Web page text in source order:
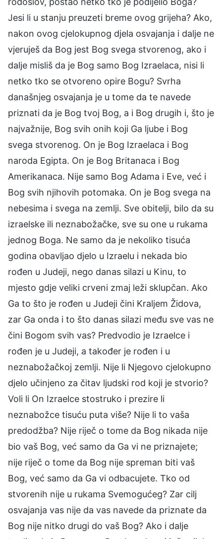
Jesi li u stanju preuzeti breme ovog grijeha? Ako,
nakon ovog cjelokupnog djela osvajanja i dalje ne
vjeruješ da Bog jest Bog svega stvorenog, ako i
dalje misliš da je Bog samo Bog Izraelaca, nisi li
netko tko se otvoreno opire Bogu? Svrha
današnjeg osvajanja je u tome da te navede
priznati da je Bog tvoj Bog, a i Bog drugih i, što je
najvažnije, Bog svih onih koji Ga ljube i Bog
svega stvorenog. On je Bog Izraelaca i Bog
naroda Egipta. On je Bog Britanaca i Bog
Amerikanaca. Nije samo Bog Adama i Eve, već i
Bog svih njihovih potomaka. On je Bog svega na
nebesima i svega na zemlji. Sve obitelji, bilo da su
izraelske ili neznabožačke, sve su one u rukama
jednog Boga. Ne samo da je nekoliko tisuća
godina obavljao djelo u Izraelu i nekada bio
rođen u Judeji, nego danas silazi u Kinu, to
mjesto gdje veliki crveni zmaj leži sklupčan. Ako
Ga to što je rođen u Judeji čini Kraljem Židova,
zar Ga onda i to što danas silazi među sve vas ne
čini Bogom svih vas? Predvodio je Izraelce i
rođen je u Judeji, a također je rođen i u
neznabožačkoj zemlji. Nije li Njegovo cjelokupno
djelo učinjeno za čitav ljudski rod koji je stvorio?
Voli li On Izraelce stostruko i prezire li
neznabožce tisuću puta više? Nije li to vaša
predodžba? Nije riječ o tome da Bog nikada nije
bio vaš Bog, već samo da Ga vi ne priznajete;
nije riječ o tome da Bog nije spreman biti vaš
Bog, već samo da Ga vi odbacujete. Tko od
stvorenih nije u rukama Svemogućeg? Zar cilj
osvajanja vas nije da vas navede da priznate da
Bog nije nitko drugi do vaš Bog? Ako i dalje